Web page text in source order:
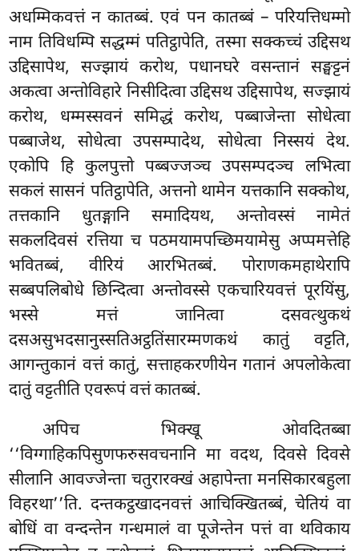
अधम्मिकवत्तं न कातब्बं. एवं पन कातब्बं – परियत्तिधम्मो
नाम तिविधम्पि सद्धम्मं पतिट्ठापेति, तस्मा सक्कच्चं उद्दिसथ
उद्दिसापेथ, सज्झायं करोथ, पधानघरे वसन्तानं सङ्घट्टनं
अकत्वा अन्तोविहारे निसीदित्वा उद्दिसथ उद्दिसापेथ, सज्झायं
करोथ, धम्मस्सवनं समिद्धं करोथ, पब्बाजेन्ता सोधेत्वा
पब्बाजेथ, सोधेत्वा उपसम्पादेथ, सोधेत्वा निस्सयं देथ.
एकोपि हि कुलपुत्तो पब्बज्जञ्च उपसम्पदञ्च लभित्वा
सकलं सासनं पतिट्ठापेति, अत्तनो थामेन यत्तकानि सक्कोथ,
तत्तकानि धुतङ्गानि समादियथ, अन्तोवस्सं नामेतं
सकलदिवसं रत्तिया च पठमयामपच्छिमयामेसु अप्पमत्तेहि
भवितब्बं, वीरियं आरभितब्बं. पोराणकमहाथेरापि
सब्बपलिबोधे छिन्दित्वा अन्तोवस्से एकचारियवत्तं पूरयिंसु,
भस्से मत्तं जानित्वा दसवत्थुकथं
दसअसुभदसानुस्सतिअट्ठतिंसारम्मणकथं कातुं वट्टति,
आगन्तुकानं वत्तं कातुं, सत्ताहकरणीयेन गतानं अपलोकेत्वा
दातुं वट्टतीति एवरूपं वत्तं कातब्बं.
अपिच भिक्खू ओवदितब्बा
‘‘विग्गाहिकपिसुणफरुसवचनानि मा वदथ, दिवसे दिवसे
सीलानि आवज्जेन्ता चतुरारक्खं अहापेन्ता मनसिकारबहुला
विहरथा’’ति. दन्तकट्ठखादनवत्तं आचिक्खितब्बं, चेतियं वा
बोधिं वा वन्दन्तेन गन्धमालं वा पूजेन्तेन पत्तं वा थविकाय